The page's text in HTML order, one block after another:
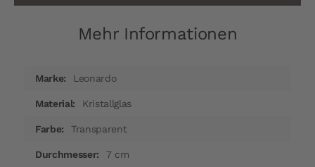
Mehr Informationen
InformationenLeonardo
Kristallglas
Transparent
7 cm